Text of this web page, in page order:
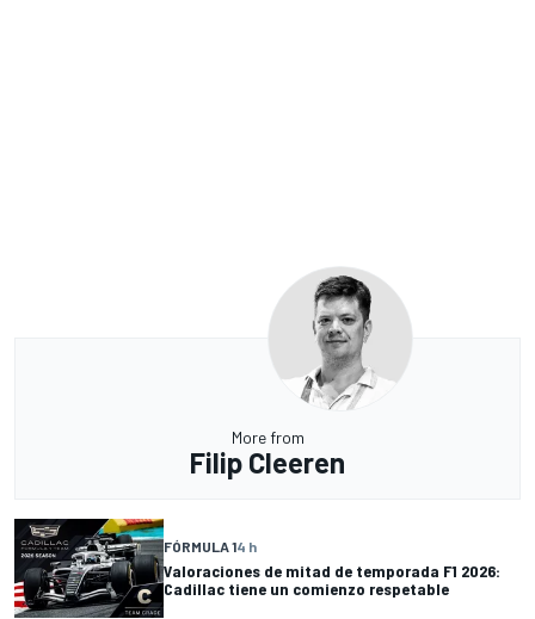
More from
Filip Cleeren
FÓRMULA 14 h
Valoraciones de mitad de temporada F1 2026:
Cadillac tiene un comienzo respetable